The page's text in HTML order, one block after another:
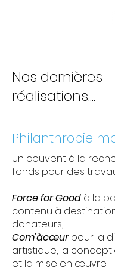
Nos dernières
réalisations....
Philanthropie
Un couvent à la
fonds pour des
Force for Good à la
contenu à
donateurs,
Com'àcœurpour la
artistique, la
et la mise en œuvre.